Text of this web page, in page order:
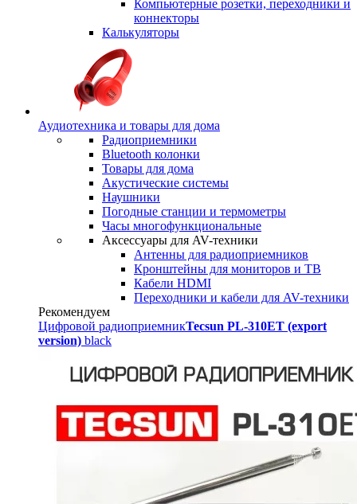
Компьютерные розетки, переходники и
коннекторы
Калькуляторы
Аудиотехника и товары для дома
Радиоприемники
Bluetooth колонки
Товары для дома
Акустические системы
Наушники
Погодные станции и термометры
Часы многофункциональные
Аксессуары для AV-техники
Антенны для радиоприемников
Кронштейны для мониторов и ТВ
Кабели HDMI
Переходники и кабели для AV-техники
Рекомендуем
Цифровой радиоприемникTecsun PL-310ET (export
version) black